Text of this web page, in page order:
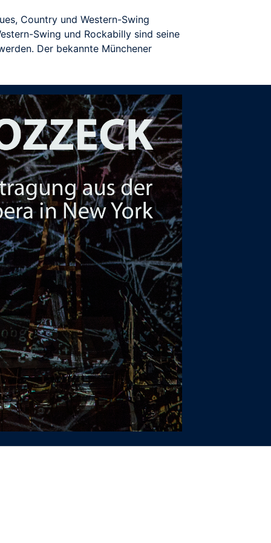
Country und Western-Swing
Swing und Rockabilly sind seine
Der bekannte Münchener